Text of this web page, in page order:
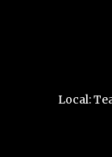
Local: